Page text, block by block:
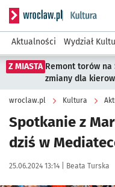
Serwis informacyjny
Aktualności Wydział
Z MIASTA Remont torów na
zmiany dla
wroclaw.pl Kultura
Spotkanie z
dziś w
Data publikacji:
25.06.2024 13:14 | Autor:
Beata Turska